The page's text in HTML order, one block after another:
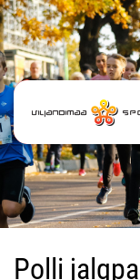
Polli